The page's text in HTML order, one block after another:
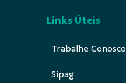
Links Úteis
Trabalhe Conosco
Sipag